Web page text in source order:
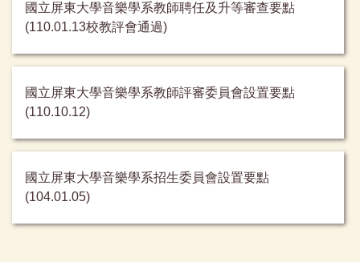
國立屏東大學音樂學系教師聘任及升等審查要點
(110.01.13校教評會通過)
國立屏東大學音樂學系教師評審委員會設置要點
(110.10.12)
國立屏東大學音樂學系招生委員會設置要點
(104.01.05)